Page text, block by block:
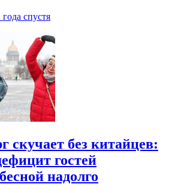
года спустя
скучает без китайцев:
гостей
надолго